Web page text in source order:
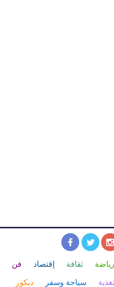
رياضة ثقافة إقتصاد فن
سياحة وسفر ديكور